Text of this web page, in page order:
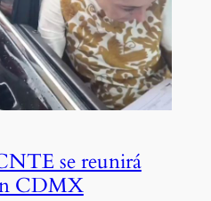
se reunirá
CDMX